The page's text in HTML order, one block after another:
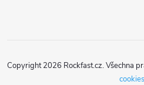
Copyright 2026 Rockfast.cz. Všechna
cookies